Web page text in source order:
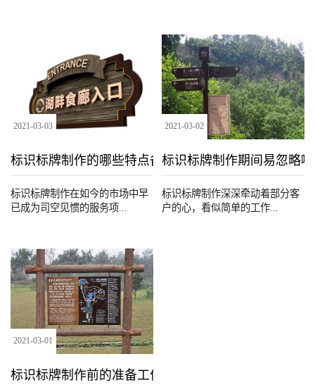
2021-03-03
标识标牌制作的哪些特点备受关注
标识标牌制作在如今的市场中早
已成为司空见惯的服务项...
2021-03-02
标识标牌制作期间易忽略
标识标牌制作深深牵动着部分客
户的心，看似简单的工作...
2021-03-01
标识标牌制作前的准备工作有哪些